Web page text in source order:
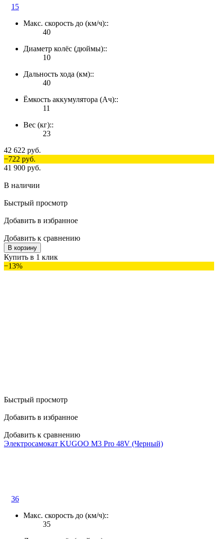
15
Макс. скорость до (км/ч)::
40
Диаметр колёс (дюймы)::
10
Дальность хода (км)::
40
Ёмкость аккумулятора (Ач)::
11
Вес (кг)::
23
42 622 руб.
−722 руб.
41 900 руб.
В наличии
Быстрый просмотр
Добавить в избранное
Добавить к сравнению
В корзину
Купить в 1 клик
−13%
Быстрый просмотр
Добавить в избранное
Добавить к сравнению
Электросамокат KUGOO M3 Pro 48V (Черный)
36
Макс. скорость до (км/ч)::
35